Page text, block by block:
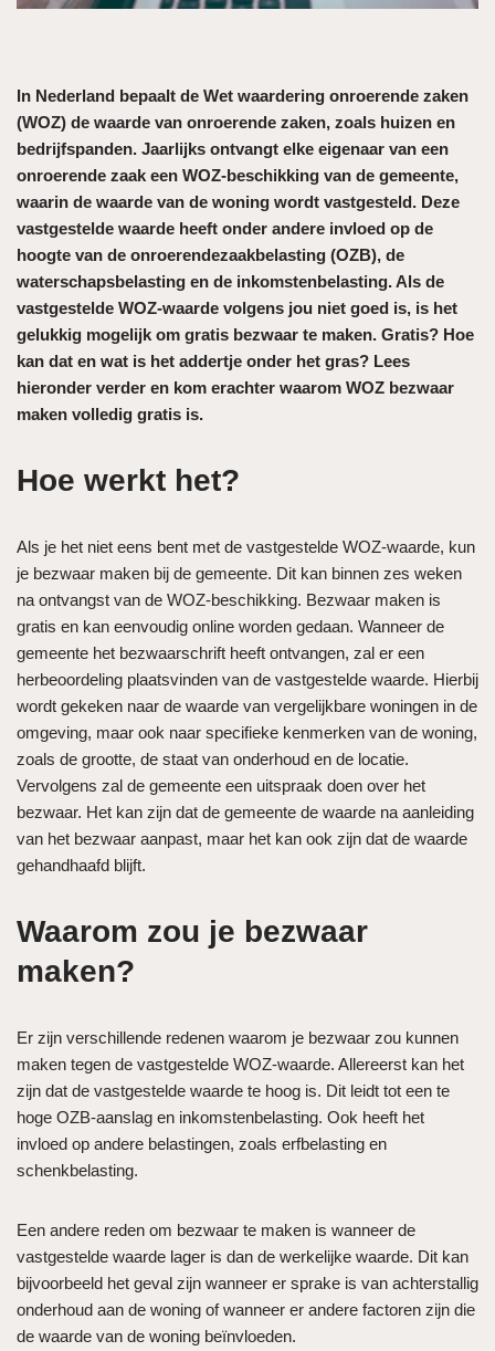
In Nederland bepaalt de Wet waardering onroerende zaken
(WOZ) de waarde van onroerende zaken, zoals huizen en
bedrijfspanden. Jaarlijks ontvangt elke eigenaar van een
onroerende zaak een WOZ-beschikking van de gemeente,
waarin de waarde van de woning wordt vastgesteld. Deze
vastgestelde waarde heeft onder andere invloed op de
hoogte van de onroerendezaakbelasting (OZB), de
waterschapsbelasting en de inkomstenbelasting. Als de
vastgestelde WOZ-waarde volgens jou niet goed is, is het
gelukkig mogelijk om gratis bezwaar te maken. Gratis? Hoe
kan dat en wat is het addertje onder het gras? Lees
hieronder verder en kom erachter waarom WOZ bezwaar
maken volledig gratis is.
Hoe werkt het?
Als je het niet eens bent met de vastgestelde WOZ-waarde, kun
je bezwaar maken bij de gemeente. Dit kan binnen zes weken
na ontvangst van de WOZ-beschikking. Bezwaar maken is
gratis en kan eenvoudig online worden gedaan. Wanneer de
gemeente het bezwaarschrift heeft ontvangen, zal er een
herbeoordeling plaatsvinden van de vastgestelde waarde. Hierbij
wordt gekeken naar de waarde van vergelijkbare woningen in de
omgeving, maar ook naar specifieke kenmerken van de woning,
zoals de grootte, de staat van onderhoud en de locatie.
Vervolgens zal de gemeente een uitspraak doen over het
bezwaar. Het kan zijn dat de gemeente de waarde na aanleiding
van het bezwaar aanpast, maar het kan ook zijn dat de waarde
gehandhaafd blijft.
Waarom zou je bezwaar
maken?
Er zijn verschillende redenen waarom je bezwaar zou kunnen
maken tegen de vastgestelde WOZ-waarde. Allereerst kan het
zijn dat de vastgestelde waarde te hoog is. Dit leidt tot een te
hoge OZB-aanslag en inkomstenbelasting. Ook heeft het
invloed op andere belastingen, zoals erfbelasting en
schenkbelasting.
Een andere reden om bezwaar te maken is wanneer de
vastgestelde waarde lager is dan de werkelijke waarde. Dit kan
bijvoorbeeld het geval zijn wanneer er sprake is van achterstallig
onderhoud aan de woning of wanneer er andere factoren zijn die
de waarde van de woning beïnvloeden.